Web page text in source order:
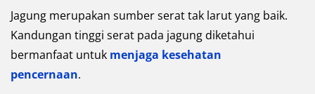
Jagung merupakan sumber serat tak larut yang baik.
Kandungan tinggi serat pada jagung diketahui
bermanfaat untuk menjaga kesehatan
pencernaan.